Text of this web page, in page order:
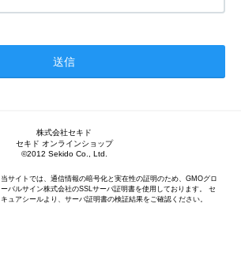
株式会社セキド
セキド オンラインショップ
©2012 Sekido Co., Ltd.
当サイトでは、通信情報の暗号化と実在性の証明のため、GMOグロ
ーバルサイン株式会社のSSLサーバ証明書を使用しております。 セ
キュアシールより、サーバ証明書の検証結果をご確認ください。